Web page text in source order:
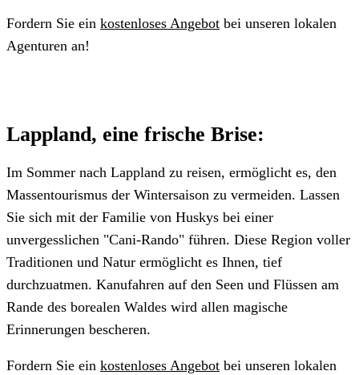
Fordern Sie ein kostenloses Angebot bei unseren lokalen
Agenturen an!
Lappland, eine frische Brise:
Im Sommer nach Lappland zu reisen, ermöglicht es, den
Massentourismus der Wintersaison zu vermeiden. Lassen
Sie sich mit der Familie von Huskys bei einer
unvergesslichen "Cani-Rando" führen. Diese Region voller
Traditionen und Natur ermöglicht es Ihnen, tief
durchzuatmen. Kanufahren auf den Seen und Flüssen am
Rande des borealen Waldes wird allen magische
Erinnerungen bescheren.
Fordern Sie ein kostenloses Angebot bei unseren lokalen